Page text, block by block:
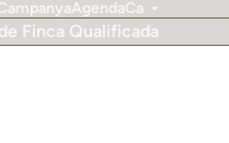
AgendaCa
Finca Qualificada